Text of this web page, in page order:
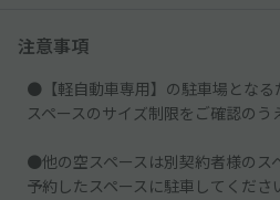
注意事項
●【軽自動車専用】の駐車場となる
スペースのサイズ制限をご確認のう
●他の空スペースは別契約者様のス
予約したスペースに駐車してくださ